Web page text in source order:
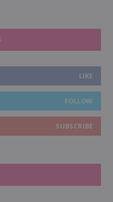
LIKE
FOLLOW
SUBSCRIBE